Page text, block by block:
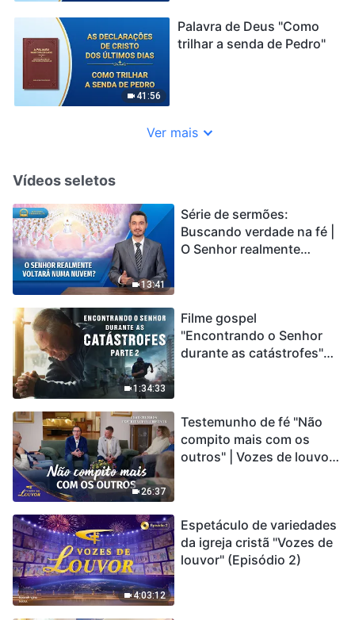
41:56
Palavra de Deus "Como
trilhar a senda de Pedro"
Ver mais
Vídeos seletos
13:41
Série de sermões:
Buscando verdade na fé |
O Senhor realmente
1:34:33
Filme gospel
"Encontrando o Senhor
durante as catástrofes"
catástrofes ccontecem, a
humanidade está
entrando em contagem
26:37
Testemunho de fé "Não
compito mais com os
outros" | Vozes de louvor
4:03:12
Espetáculo de variedades
da igreja cristã "Vozes de
louvor" (Episódio 2)